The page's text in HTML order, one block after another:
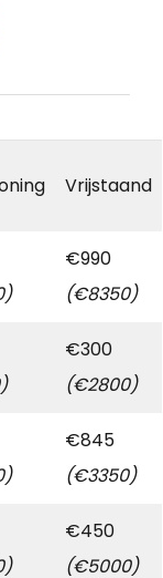
Vrijstaand
€990
(€8350)
€300
(€2800)
€845
(€3350)
€450
(€5000)